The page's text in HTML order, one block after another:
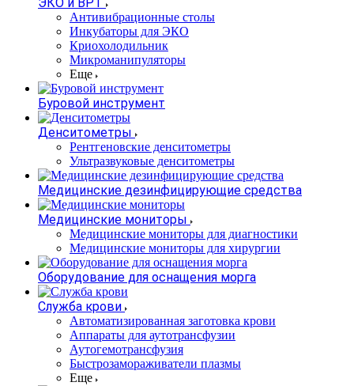
Антивибрационные столы
Инкубаторы для ЭКО
Криохолодильник
Микроманипуляторы
Еще
Буровой инструмент
Денситометры
Рентгеновские денситометры
Ультразвуковые денситометры
Медицинские дезинфицирующие средства
Медицинские мониторы
Медицинские мониторы для диагностики
Медицинские мониторы для хирургии
Оборудование для оснащения морга
Служба крови
Автоматизированная заготовка крови
Аппараты для аутотрансфузии
Аутогемотрансфузия
Быстрозамораживатели плазмы
Еще